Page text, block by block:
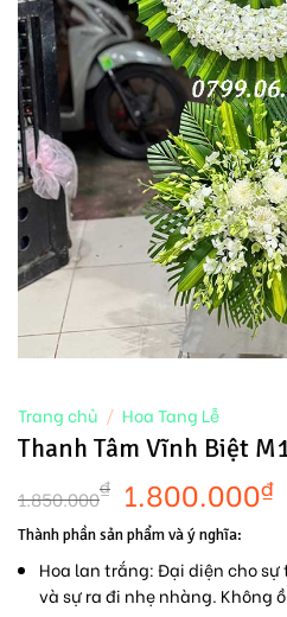
Trang chủ / Hoa Tang Lễ
Thanh Tâm Vĩnh Biệt
1.850.000₫ 1.800.000₫
Thành phần sản phẩm và ý nghĩa:
Hoa lan trắng:Đại diện cho
và sự ra đi nhẹ nhàng. Không